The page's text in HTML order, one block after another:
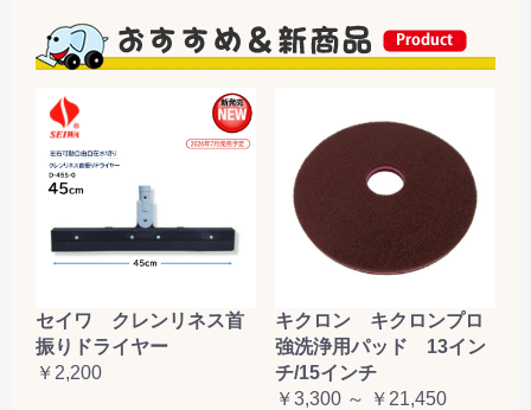
セイワ クレンリネス首
振りドライヤー
￥2,200
キクロン キクロンプロ
強洗浄用パッド 13イン
チ/15インチ
￥3,300 ～ ￥21,450